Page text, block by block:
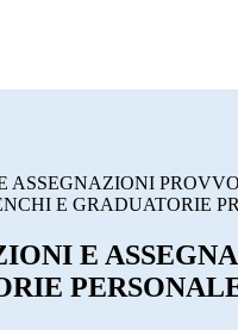
E GRADUATORIE
E